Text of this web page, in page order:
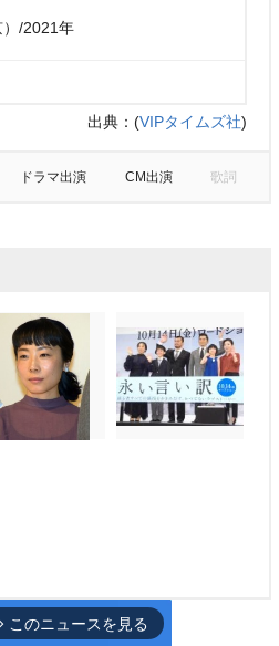
）/2021年
出典： (VIPタイムズ社)
ドラマ出演 CM出演 歌詞
このニュースを見る